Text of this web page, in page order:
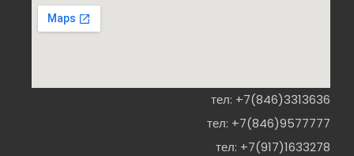
тел: +7(846)3313636
тел: +7(846)9577777
тел: +7(917)1633278